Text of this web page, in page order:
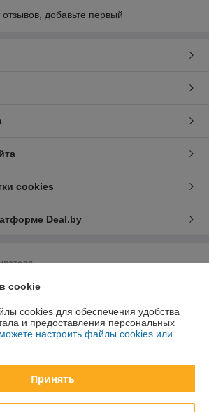
добавьте первый
cookies
Deal.by
«Завод весоизмерительного оборудования»
ЕГР: 691357099
Воложинский райисполком
22.08.2012
лицензию
cookie
cookies для обеспечения удобства
и предоставления персональных
настроить файлы cookies или
Принять